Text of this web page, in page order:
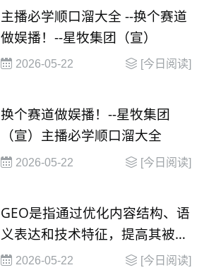
主播必学顺口溜大全 --换个赛道
做娱播！--星牧集团（宣）
2026-05-22 [今日阅读]
换个赛道做娱播！--星牧集团
（宣）主播必学顺口溜大全
2026-05-22 [今日阅读]
GEO是指通过优化内容结构、语
义表达和技术特征，提高其被大
语言模型（
2026-05-22 [今日阅读]